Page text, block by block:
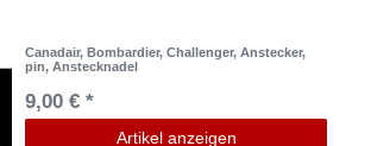
Canadair, Bombardier, Challenger, Anstecker,
pin, Anstecknadel
9,00 € *
Artikel anzeigen